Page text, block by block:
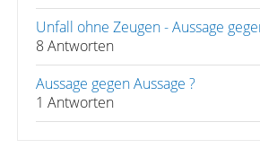
Unfall ohne Zeugen - Aussage
8 Antworten
Aussage gegen Aussage ?
1 Antworten